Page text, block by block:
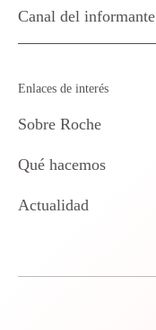
Canal del informante
Enlaces de interés
Sobre Roche
Qué hacemos
Actualidad